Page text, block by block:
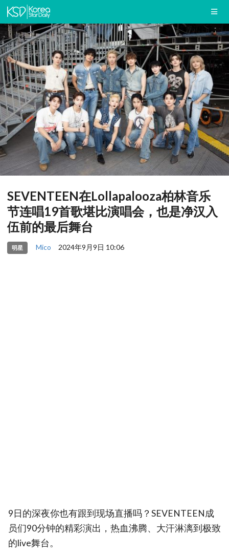
SEVENTEEN在Lollapalooza柏林音乐
节连唱19首歌堪比演唱会，也是净汉入
伍前的最后舞台
明星 Mico 2024年9月9日 10:06
9日的深夜你也有跟到现场直播吗？SEVENTEEN成
员们90分钟的精彩演出，热血沸腾、大汗淋漓到极致
的live舞台。